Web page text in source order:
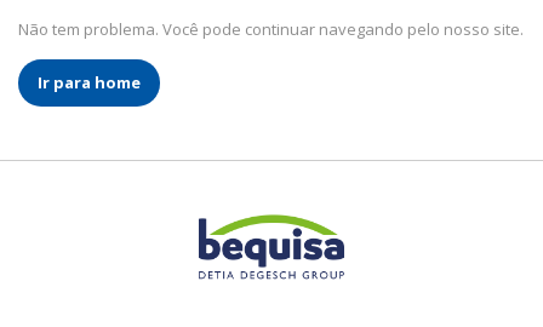
Não tem problema. Você pode continuar navegando pelo nosso site.
Ir para home